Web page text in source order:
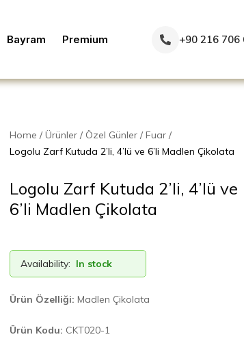
Bayram Premium +90 216 706
Home Ürünler Özel Günler
Fuar
Logolu Zarf Kutuda 2’li, 4’lü ve 6’li Madlen Çikolata
Logolu Zarf Kutuda 2’li, 4’lü ve
6’li Madlen Çikolata
Availability: In stock
Ürün Özelliği: Madlen Çikolata
Ürün Kodu: CKT020-1